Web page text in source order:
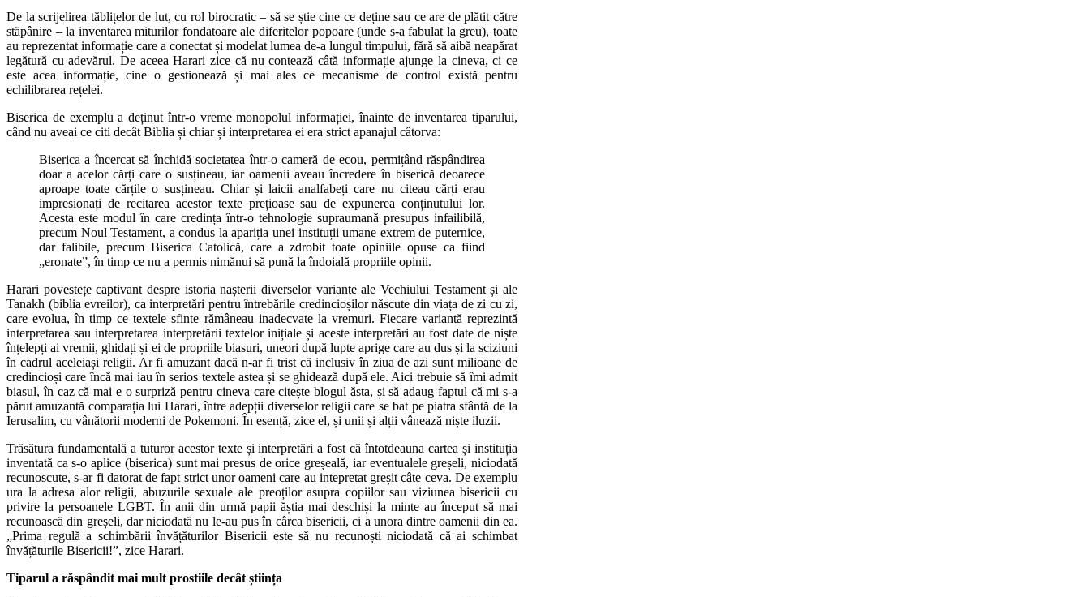
De la scrijelirea tăblițelor de lut, cu rol birocratic – să se știe cine ce deține sau ce are de plătit către
stăpânire – la inventarea miturilor fondatoare ale diferitelor popoare (unde s-a fabulat la greu), toate
au reprezentat informație care a conectat și modelat lumea de-a lungul timpului, fără să aibă neapărat
legătură cu adevărul. De aceea Harari zice că nu contează câtă informație ajunge la cineva, ci ce
este acea informație, cine o gestionează și mai ales ce mecanisme de control există pentru
echilibrarea rețelei.
Biserica de exemplu a deținut într-o vreme monopolul informației, înainte de inventarea tiparului,
când nu aveai ce citi decât Biblia și chiar și interpretarea ei era strict apanajul câtorva:
Biserica a încercat să închidă societatea într-o cameră de ecou, permițând răspândirea
doar a acelor cărți care o susțineau, iar oamenii aveau încredere în biserică deoarece
aproape toate cărțile o susțineau. Chiar și laicii analfabeți care nu citeau cărți erau
impresionați de recitarea acestor texte prețioase sau de expunerea conținutului lor.
Acesta este modul în care credința într-o tehnologie supraumană presupus infailibilă,
precum Noul Testament, a condus la apariția unei instituții umane extrem de puternice,
dar falibile, precum Biserica Catolică, care a zdrobit toate opiniile opuse ca fiind
„eronate”, în timp ce nu a permis nimănui să pună la îndoială propriile opinii.
Harari povestețe captivant despre istoria nașterii diverselor variante ale Vechiului Testament și ale
Tanakh (biblia evreilor), ca interpretări pentru întrebările credincioșilor născute din viața de zi cu zi,
care evolua, în timp ce textele sfinte rămâneau inadecvate la vremuri. Fiecare variantă reprezintă
interpretarea sau interpretarea interpretării textelor inițiale și aceste interpretări au fost date de niște
înțelepți ai vremii, ghidați și ei de propriile biasuri, uneori după lupte aprige care au dus și la sciziuni
în cadrul aceleiași religii. Ar fi amuzant dacă n-ar fi trist că inclusiv în ziua de azi sunt milioane de
credincioși care încă mai iau în serios textele astea și se ghidează după ele. Aici trebuie să îmi admit
biasul, în caz că mai e o surpriză pentru cineva care citește blogul ăsta, și să adaug faptul că mi s-a
părut amuzantă comparația lui Harari, între adepții diverselor religii care se bat pe piatra sfântă de la
Ierusalim, cu vânătorii moderni de Pokemoni. În esență, zice el, și unii și alții vânează niște iluzii.
Trăsătura fundamentală a tuturor acestor texte și interpretări a fost că întotdeauna cartea și instituția
inventată ca s-o aplice (biserica) sunt mai presus de orice greșeală, iar eventualele greșeli, niciodată
recunoscute, s-ar fi datorat de fapt strict unor oameni care au intepretat greșit câte ceva. De exemplu
ura la adresa alor religii, abuzurile sexuale ale preoților asupra copiilor sau viziunea bisericii cu
privire la persoanele LGBT. În anii din urmă papii ăștia mai deschiși la minte au început să mai
recunoască din greșeli, dar niciodată nu le-au pus în cârca bisericii, ci a unora dintre oamenii din ea.
„Prima regulă a schimbării învățăturilor Bisericii este să nu recunoști niciodată că ai schimbat
învățăturile Bisericii!”, zice Harari.
Tiparul a răspândit mai mult prostiile decât știința